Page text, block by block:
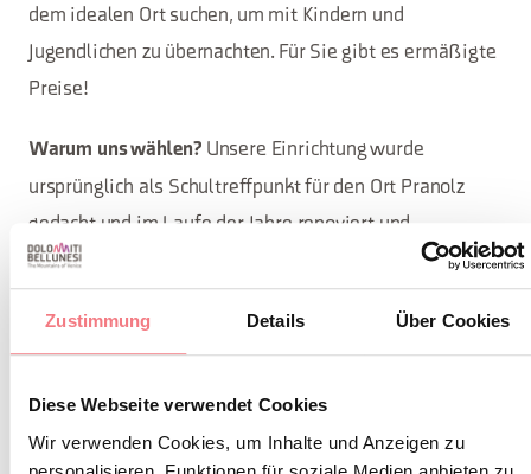
Zustimmung Details Über Cookies
Diese Webseite verwendet Cookies
Wir verwenden Cookies, um Inhalte und Anzeigen zu
dem idealen Ort suchen, um mit Kindern und
Jugendlichen zu übernachten. Für Sie gibt es ermäßigte
Preise!
Warum uns wählen? Unsere Einrichtung wurde
ursprünglich als Schultreffpunkt für den Ort Pranolz
gedacht und im Laufe der Jahre renoviert und
angepasst, um den Bedürfnissen des Jugend- und
, komfortable und anregende Umgebung für
den Kontakt zur Natur fördert.